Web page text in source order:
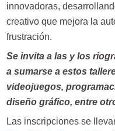
innovadoras,
creativo que mejora la
frustración.
Se invita a las y los
a sumarse a estos
videojuegos,
diseño gráfico, entre
Las inscripciones se